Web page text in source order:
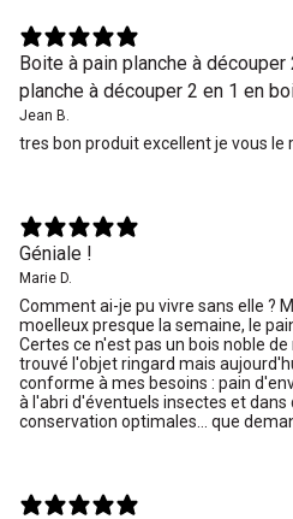
Boite à pain planche à
planche à découper 2 en 1 en
Jean B.
tres bon produit excellent je vous le
Géniale !
Marie D.
Comment ai-je pu vivre sans elle ?
moelleux presque la semaine, le
Certes ce n'est pas un bois noble
trouvé l'objet ringard mais
conforme à mes besoins : pain
à l'abri d'éventuels insectes et dans
conservation optimales... que